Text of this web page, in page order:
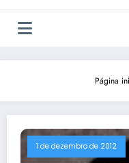
Página
1 de dezembro de 2012